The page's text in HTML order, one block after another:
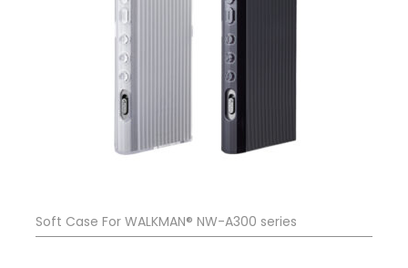
Soft Case For WALKMAN® NW-A300 series